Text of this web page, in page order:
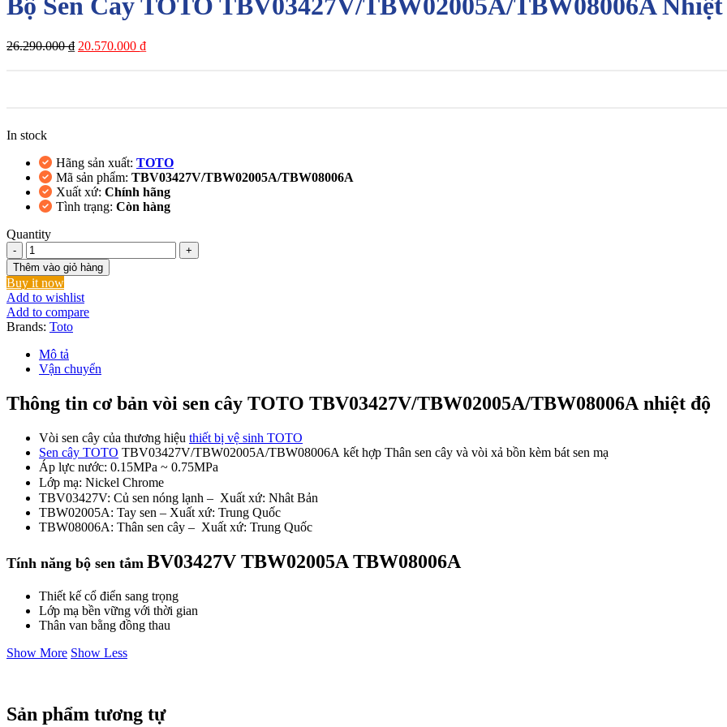
Bộ Sen Cây TOTO TBV03427V/TBW02005A/TBW08006A
26.290.000₫ Giá
20.570.000 ₫Giá
In stock
Hãng sản xuất: TOTO
Mã sản phẩm: TBV03427V/TBW02005A/TBW08006A
Xuất xứ: Chính hãng
Tình trạng: Còn hàng
Quantity
Bộ
Sen
Cây
TOTO
TBV03427V/TBW02005A/TBW08006A
Nhiệt
Độ
Nhật
số
lượng
Thêm vào giỏ hàng
Buy it now
Add to wishlist
Add to compare
Brands: Toto
Mô tả
Vận chuyển
Thông tin cơ bản vòi sen cây TOTO TBV03427V/TBW02005A/TBW08006A nhiệt độ
Vòi sen cây của thương hiệu thiết bị vệ sinh TOTO
Sen cây TOTO TBV03427V/TBW02005A/TBW08006A kết hợp Thân sen cây và vòi xả bồn kèm bát sen mạ
Áp lực nước: 0.15MPa ~ 0.75MPa
Lớp mạ: Nickel Chrome
TBV03427V: Củ sen nóng lạnh – Xuất xứ: Nhât Bản
TBW02005A: Tay sen – Xuất xứ: Trung Quốc
TBW08006A: Thân sen cây – Xuất xứ: Trung Quốc
Tính năng bộ sen tắm BV03427V TBW02005A TBW08006A
Thiết kế cổ điển sang trọng
Lớp mạ bền vững với thời gian
Thân van bằng đồng thau
Show More Show Less
Sản phẩm tương tự